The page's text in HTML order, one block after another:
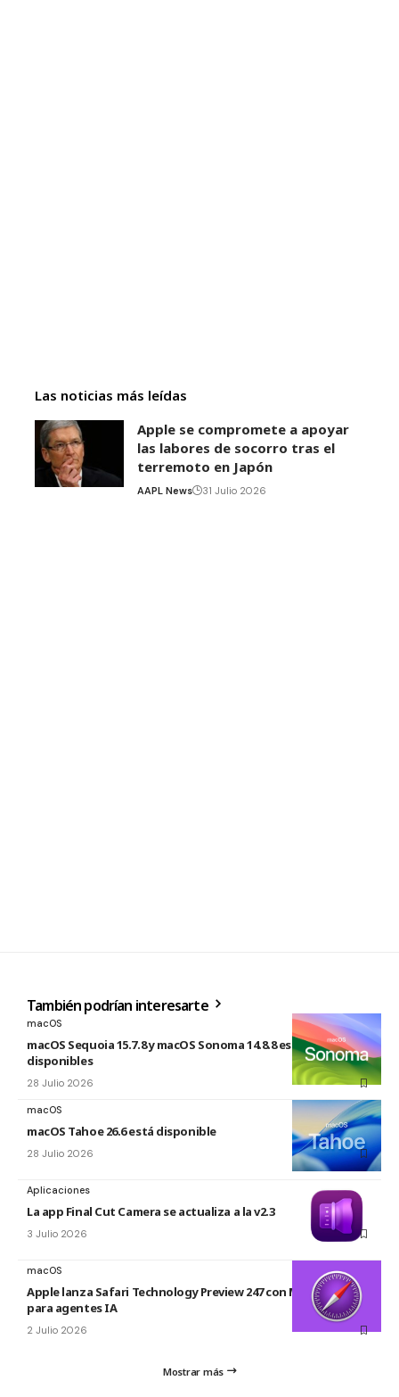
Las noticias más leídas
Apple se compromete a apoyar
las labores de socorro tras el
terremoto en Japón
AAPL News 31 Julio 2026
También podrían interesarte
macOS
macOS Sequoia 15.7.8 y macOS Sonoma 14.8.8 están
disponibles
28 Julio 2026
macOS
macOS Tahoe 26.6 está disponible
28 Julio 2026
Aplicaciones
La app Final Cut Camera se actualiza a la v2.3
3 Julio 2026
macOS
Apple lanza Safari Technology Preview 247 con MCP Server
para agentes IA
2 Julio 2026
Mostrar más